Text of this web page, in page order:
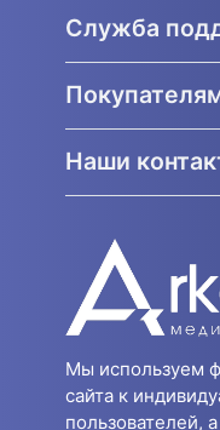
Служба
Наши
Мы используем
сайта к
пользователей,